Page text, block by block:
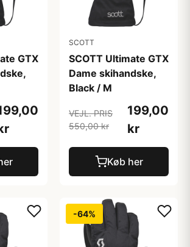
GTX
SCOTT
SCOTT Ultimate GTX
Dame skihandske,
Black / M
VEJL. PRIS
550,00 kr
199,00
kr
Køb her
-64%